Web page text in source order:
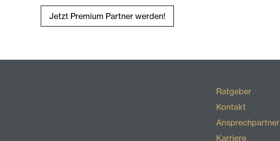
Jetzt Premium Partner werden!
Ratgeber
Kontakt
Ansprechpartner
Karriere